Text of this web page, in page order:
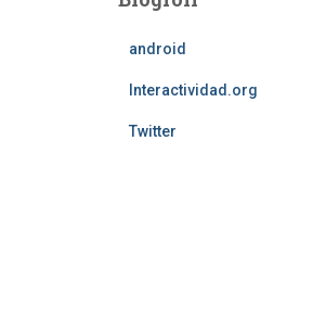
android
Interactividad.org
Twitter